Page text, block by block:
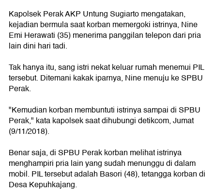
Kapolsek Perak AKP Untung Sugiarto mengatakan,
kejadian bermula saat korban memergoki istrinya, Nine
Emi Herawati (35) menerima panggilan telepon dari pria
lain dini hari tadi.
Tak hanya itu, sang istri nekat keluar rumah menemui PIL
tersebut. Ditemani kakak iparnya, Nine menuju ke SPBU
Perak.
"Kemudian korban membuntuti istrinya sampai di SPBU
Perak," kata kapolsek saat dihubungi detikcom, Jumat
(9/11/2018).
Benar saja, di SPBU Perak korban melihat istrinya
menghampiri pria lain yang sudah menunggu di dalam
mobil. PIL tersebut adalah Basori (48), tetangga korban di
Desa Kepuhkajang.